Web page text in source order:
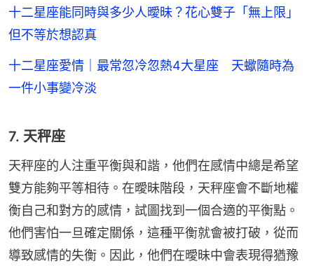
十二星座能同時與多少人曖昧？花心雙子「無上限」
但不等於想認真
十二星座愛情｜最常忽冷忽熱4大星座 天蠍隨時為
一件小事變冷淡
7. 天秤座
天秤座的人注重平衡與和諧，他們在感情中總是希望
雙方能夠平等相待。在曖昧階段，天秤座會不斷地權
衡自己和對方的感情，試圖找到一個合適的平衡點。
他們害怕一旦確定關係，這種平衡就會被打破，從而
導致感情的失衡。因此，他們在曖昧中會表現得猶豫